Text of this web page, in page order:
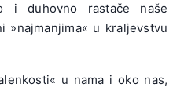
i duhovno rastače naše
»najmanjima« u kraljevstvu
u nama i oko nas,